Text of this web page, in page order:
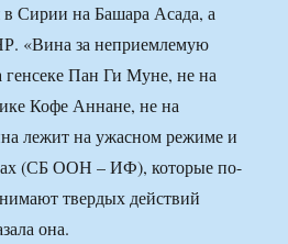
Сирии на Башара Асада, а
«Вина за неприемлемую
Пан Ги Муне, не на
Кофе Аннане, не на
лежит на ужасном режиме и
(СБ ООН – ИФ), которые по-
твердых действий
она.